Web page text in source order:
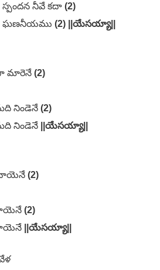
నీవే కదా (2)
ఘణనీయము (2) ||యేసయ్యా||
మారెనే (2)
నిండెనే (2)
నిండెనే
||యేసయ్యా||
(2)
(2)
||యేసయ్యా||